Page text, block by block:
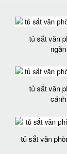
tủ sắt văn
ngăn
tủ sắt văn
cánh
tủ sắt văn